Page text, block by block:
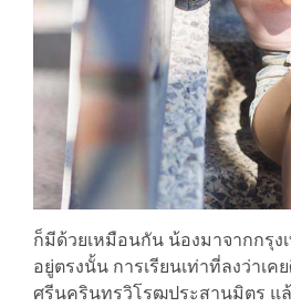
ก็มีด้วยเหมือนกัน น้องมาจากกรุง
อยู่ตรงนั้น การเรียนเท่าที่ลงว่าเ
ศรีนครินทรวิโรฒประสานมิตร แ